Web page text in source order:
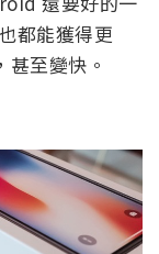
都能獲得更
至變快。